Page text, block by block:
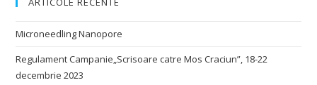
Microneedling Nanopore
Regulament Campanie„Scrisoare catre Mos Craciun”, 18-22
decembrie 2023